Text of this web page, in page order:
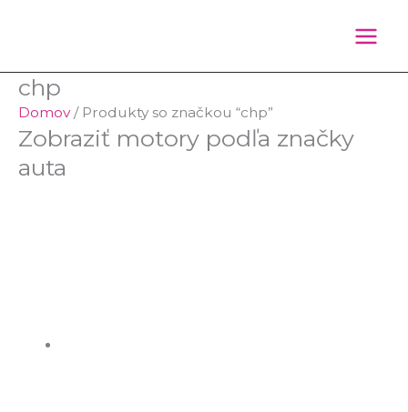
chp
Domov/ Produkty so značkou “chp”
Zobraziť motory podľa značky
auta